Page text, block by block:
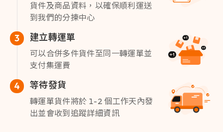
貨件及商品資料，以確保順利運送
到我們的分揀中心
3 建立轉運單
可以合併多件貨件至同一轉運單並
支付集運費
4 等待發貨
轉運單貨件將於 1-2 個工作天內發
出並會收到追蹤詳細資訊